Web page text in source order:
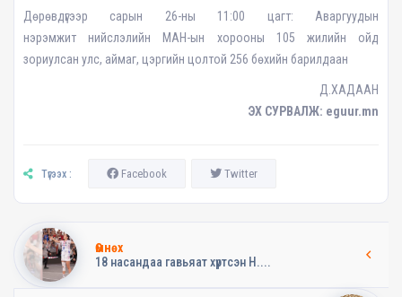
Дөрөвдүгээр сарын 26-ны 11:00 цагт: Аваргуудын
нэрэмжит нийслэлийн МАН-ын хорооны 105 жилийн ойд
зориулсан улс, аймаг, цэргийн цолтой 256 бөхийн барилдаан
Д.ХАДААН
ЭХ СУРВАЛЖ: eguur.mn
Түгээх : Facebook Twitter
Өмнөх
18 насандаа гавьяат хүртсэн Н....